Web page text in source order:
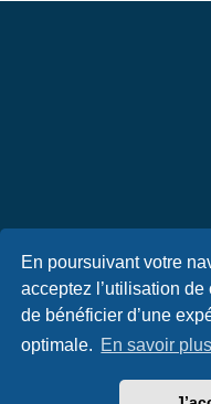
En poursuivant votre
acceptez l’utilisation
de bénéficier d’une
optimale. En savoir